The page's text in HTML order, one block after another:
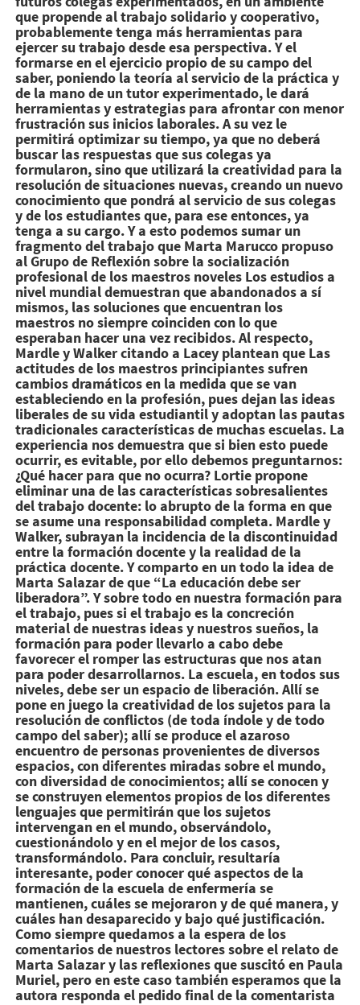
que propende al trabajo solidario y cooperativo,
probablemente tenga más herramientas para
ejercer su trabajo desde esa perspectiva. Y el
formarse en el ejercicio propio de su campo del
saber, poniendo la teoría al servicio de la práctica y
de la mano de un tutor experimentado, le dará
herramientas y estrategias para afrontar con menor
frustración sus inicios laborales. A su vez le
permitirá optimizar su tiempo, ya que no deberá
buscar las respuestas que sus colegas ya
formularon, sino que utilizará la creatividad para la
resolución de situaciones nuevas, creando un nuevo
conocimiento que pondrá al servicio de sus colegas
y de los estudiantes que, para ese entonces, ya
tenga a su cargo. Y a esto podemos sumar un
fragmento del trabajo que Marta Marucco propuso
al Grupo de Reflexión sobre la socialización
profesional de los maestros noveles Los estudios a
nivel mundial demuestran que abandonados a sí
mismos, las soluciones que encuentran los
maestros no siempre coinciden con lo que
esperaban hacer una vez recibidos. Al respecto,
Mardle y Walker citando a Lacey plantean que Las
actitudes de los maestros principiantes sufren
cambios dramáticos en la medida que se van
estableciendo en la profesión, pues dejan las ideas
liberales de su vida estudiantil y adoptan las pautas
tradicionales características de muchas escuelas. La
experiencia nos demuestra que si bien esto puede
ocurrir, es evitable, por ello debemos preguntarnos:
¿Qué hacer para que no ocurra? Lortie propone
eliminar una de las características sobresalientes
del trabajo docente: lo abrupto de la forma en que
se asume una responsabilidad completa. Mardle y
Walker, subrayan la incidencia de la discontinuidad
entre la formación docente y la realidad de la
práctica docente. Y comparto en un todo la idea de
Marta Salazar de que “La educación debe ser
liberadora”. Y sobre todo en nuestra formación para
el trabajo, pues si el trabajo es la concreción
material de nuestras ideas y nuestros sueños, la
formación para poder llevarlo a cabo debe
favorecer el romper las estructuras que nos atan
para poder desarrollarnos. La escuela, en todos sus
niveles, debe ser un espacio de liberación. Allí se
pone en juego la creatividad de los sujetos para la
resolución de conflictos (de toda índole y de todo
campo del saber); allí se produce el azaroso
encuentro de personas provenientes de diversos
espacios, con diferentes miradas sobre el mundo,
con diversidad de conocimientos; allí se conocen y
se construyen elementos propios de los diferentes
lenguajes que permitirán que los sujetos
intervengan en el mundo, observándolo,
cuestionándolo y en el mejor de los casos,
transformándolo. Para concluir, resultaría
interesante, poder conocer qué aspectos de la
formación de la escuela de enfermería se
mantienen, cuáles se mejoraron y de qué manera, y
cuáles han desaparecido y bajo qué justificación.
Como siempre quedamos a la espera de los
comentarios de nuestros lectores sobre el relato de
Marta Salazar y las reflexiones que suscitó en Paula
Muriel, pero en este caso también esperamos que la
autora responda el pedido final de la comentarista